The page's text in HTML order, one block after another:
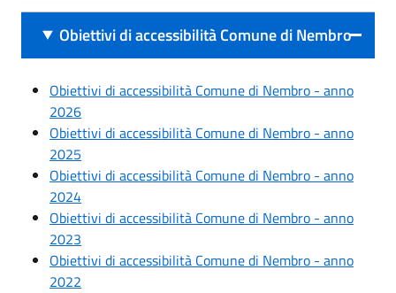
Obiettivi di accessibilità Comune di Nembro
Obiettivi di accessibilità Comune di Nembro - anno
2026
Obiettivi di accessibilità Comune di Nembro - anno
2025
Obiettivi di accessibilità Comune di Nembro - anno
2024
Obiettivi di accessibilità Comune di Nembro - anno
2023
Obiettivi di accessibilità Comune di Nembro - anno
2022